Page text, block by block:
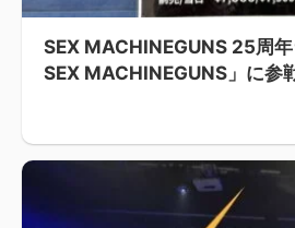
SEX MACHINEGUNS 25周
SEX MACHINEGUNS」に参